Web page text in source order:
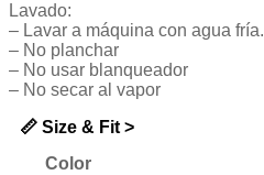
Lavado:
– Lavar a máquina con agua fría.
– No planchar
– No usar blanqueador
– No secar al vapor
📏 Size & Fit >
Color